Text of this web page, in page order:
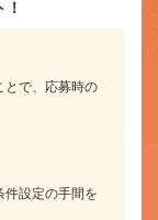
とで、応募時の
件設定の手間を